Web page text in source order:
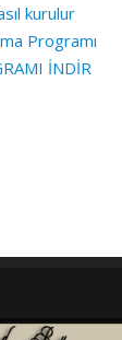
kurulur
Programı
İNDİR